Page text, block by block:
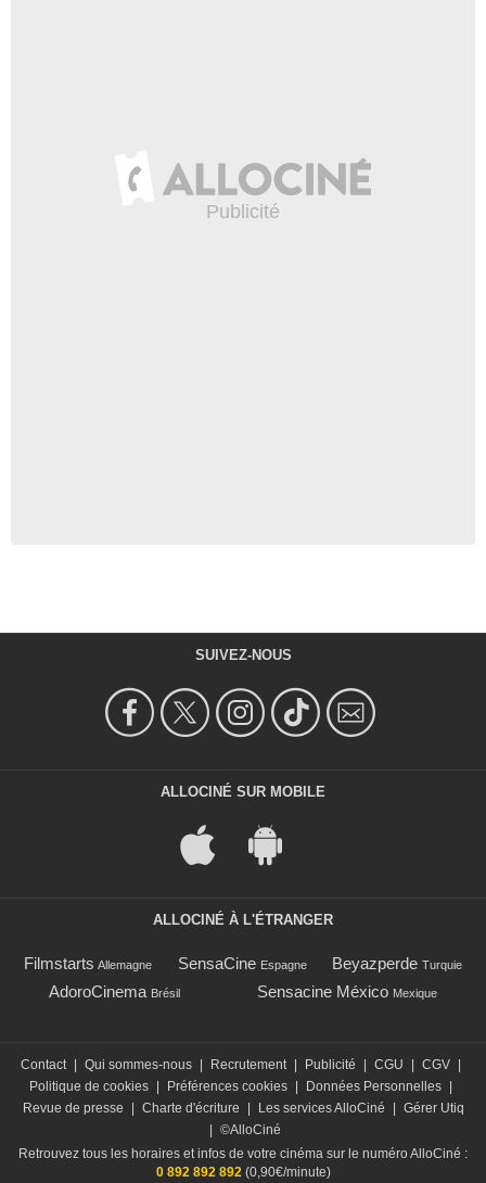
SUIVEZ-NOUS
ALLOCINÉ SUR MOBILE
ALLOCINÉ À L'ÉTRANGER
Filmstarts Allemagne SensaCine Espagne Beyazperde Turquie
AdoroCinema Brésil Sensacine México Mexique
Contact Qui sommes-nous Recrutement Publicité CGU CGV
Politique de cookies
Préférences cookies Données Personnelles
Revue de presse
Charte d'écriture Les services AlloCiné
Gérer Utiq
©AlloCiné
Retrouvez tous les horaires et infos de votre cinéma sur le numéro AlloCiné :
0 892 892 892(0,90€/minute)